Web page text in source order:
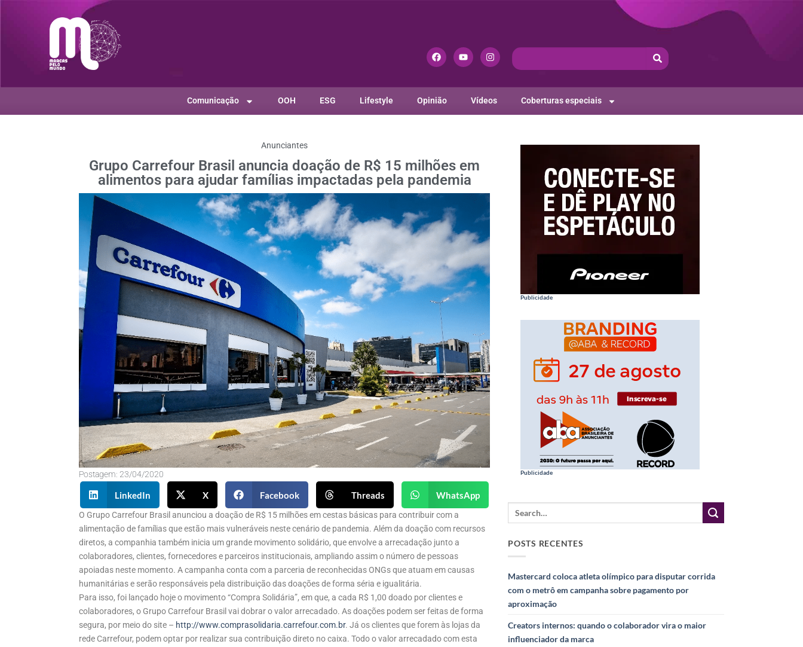
Comunicação OOH ESG Lifestyle Opinião Vídeos Coberturas especiais
Anunciantes
Grupo Carrefour Brasil anuncia doação de R$ 15 milhões em
alimentos para ajudar famílias impactadas pela pandemia
Postagem: 23/04/2020
LinkedIn X Facebook Threads WhatsApp
O Grupo Carrefour Brasil anunciou a doação de R$ 15 milhões em cestas básicas para contribuir com a
alimentação de famílias que estão mais vulneráveis neste cenário de pandemia. Além da doação com recursos
diretos, a companhia também inicia um grande movimento solidário, que envolve a arrecadação junto a
colaboradores, clientes, fornecedores e parceiros institucionais, ampliando assim o número de pessoas
apoiadas neste momento. A campanha conta com a parceria de reconhecidas ONGs que atuam em causas
humanitárias e serão responsáveis pela distribuição das doações de forma séria e igualitária.
Para isso, foi lançado hoje o movimento “Compra Solidária”, em que, a cada R$ 1,00 doado por clientes e
colaboradores, o Grupo Carrefour Brasil vai dobrar o valor arrecadado. As doações podem ser feitas de forma
segura, por meio do site – http://www.comprasolidaria.carrefour.com.br. Já os clientes que forem às lojas da
rede Carrefour, podem optar por realizar sua contribuição direto no caixa. Todo o valor arrecadado com esta
Publicidade
Publicidade
POSTS RECENTES
Mastercard coloca atleta olímpico para disputar corrida
com o metrô em campanha sobre pagamento por
aproximação
Creators internos: quando o colaborador vira o maior
influenciador da marca